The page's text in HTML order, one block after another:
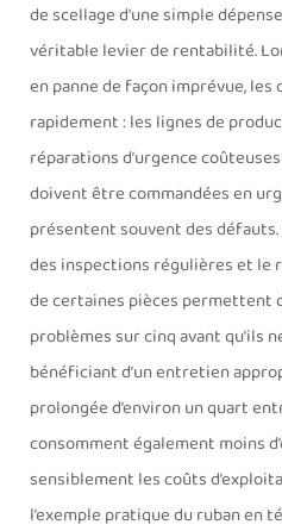
de scellage d'une simple
véritable levier de rentabilité.
en panne de façon imprévue, les
rapidement : les lignes de
réparations d’urgence
doivent être commandées en
présentent souvent des
des inspections régulières et le
de certaines pièces permettent
problèmes sur cinq avant qu’ils
bénéficiant d’un entretien
prolongée d’environ un quart
consomment également moins
sensiblement les coûts
l’exemple pratique du ruban en